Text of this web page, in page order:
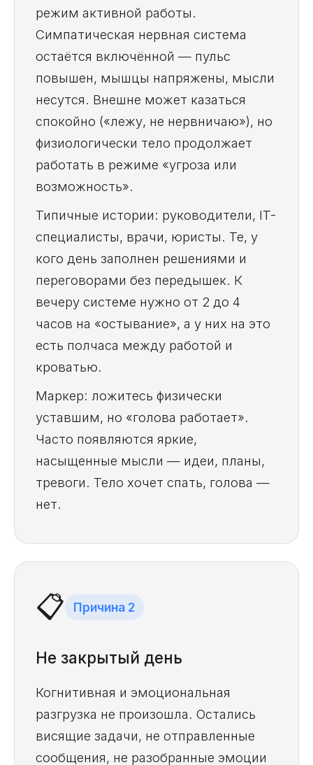
режим активной работы.
Симпатическая нервная система
остаётся включённой — пульс
повышен, мышцы напряжены, мысли
несутся. Внешне может казаться
спокойно («лежу, не нервничаю»), но
физиологически тело продолжает
работать в режиме «угроза или
возможность».
Типичные истории: руководители, IT-
специалисты, врачи, юристы. Те, у
кого день заполнен решениями и
переговорами без передышек. К
вечеру системе нужно от 2 до 4
часов на «остывание», а у них на это
есть полчаса между работой и
кроватью.
Маркер: ложитесь физически
уставшим, но «голова работает».
Часто появляются яркие,
насыщенные мысли — идеи, планы,
тревоги. Тело хочет спать, голова —
нет.
📋 Причина 2
Не закрытый день
Когнитивная и эмоциональная
разгрузка не произошла. Остались
висящие задачи, не отправленные
сообщения, не разобранные эмоции